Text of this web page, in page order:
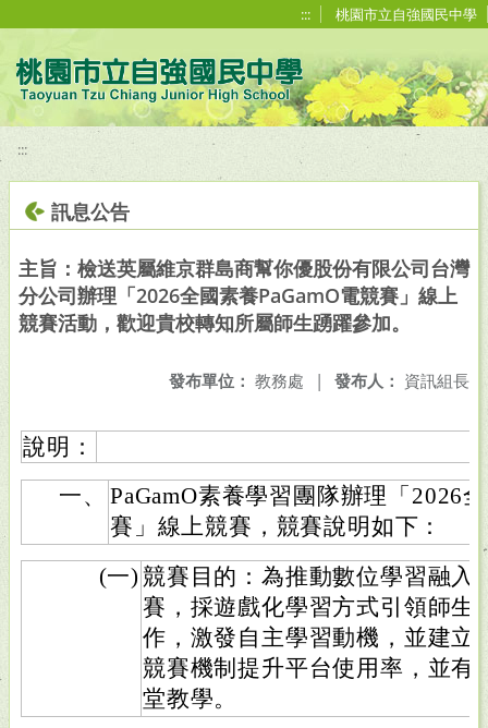
::: 桃園市立自強國民中學
:::
訊息公告
主旨：檢送英屬維京群島商幫你優股份有限公司台灣
分公司辦理「2026全國素養PaGamO電競賽」線上
競賽活動，歡迎貴校轉知所屬師生踴躍參加。
發布人： 資訊組長
發布單位： 教務處 |
說明：
一、
PaGamO素養學習團隊辦理「2026
賽」線上競賽，競賽說明如下：
(一) 競賽目的：為推動數位學習融入
賽，採遊戲化學習方式引領師生
作，激發自主學習動機，並建立
競賽機制提升平台使用率，並有
堂教學。